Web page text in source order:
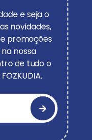
e seja o
novidades,
promoções
nossa
de tudo o